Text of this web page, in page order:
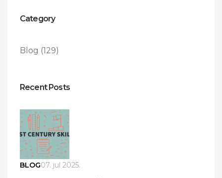
Category
Blog (129)
Recent Posts
BLOG07. jul 2025.